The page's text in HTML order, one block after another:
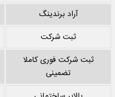
آراد برندینگ
ثبت شرکت
ثبت شرکت فوری کاملا
تضمینی